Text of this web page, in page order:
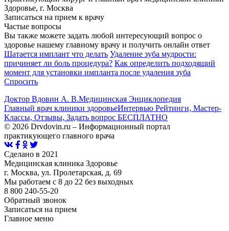
Здоровье, г. Москва
Записаться на прием к врачу
Частые вопросы
Вы также можете задать любой интересующий вопрос о
здоровье нашему главному врачу и получить онлайн ответ
Шатается имплант что делать Удаление зуба мудрости:
причиняет ли боль процедура? Как определить подходящий
момент для установки импланта после удаления зуба
Спросить
Доктор Вдовин А. В.Медицинская Энциклопедия
Главный врач клиники здоровьеИнтервью Рейтинги, Мастер-
Классы, Отзывы, Задать вопрос БЕСПЛАТНО
© 2026 Drvdovin.ru – Информационный портал
практикующего главного врача
Сделано в 2021
Медицинская клиника Здоровье
г. Москва, ул. Пролетарская, д. 69
Мы работаем с 8 до 22 без выходных
8 800 240-55-20
Обратный звонок
Записаться на прием
Главное меню